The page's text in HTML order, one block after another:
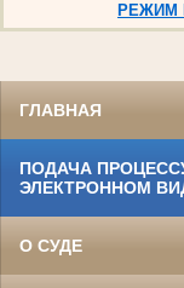
РЕЖИМ
ГЛАВНАЯ
ПОДАЧА
ЭЛЕКТРОННОМ
О СУДЕ